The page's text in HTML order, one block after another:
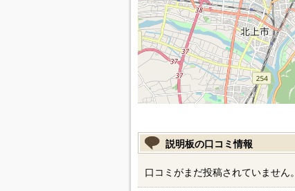
説明板の口コミ情報
口コミがまだ投稿されていません。